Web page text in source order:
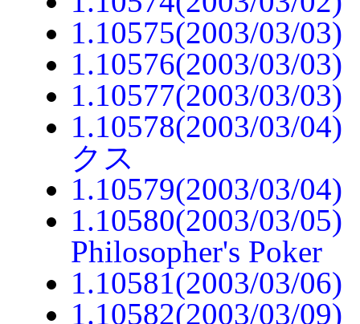
1.10575(2003/03/
1.10576(2003/03/
1.10577(2003/03/
1.10578(2003/03/
クス
1.10579(2003/03/
1.10580(2003/03/
Philosopher's Poker
1.10581(2003/03/
1.10582(2003/03/